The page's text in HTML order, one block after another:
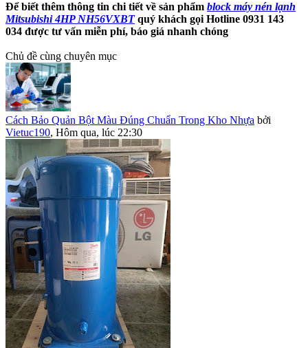
Để biết thêm thông tin chi tiết về sản phẩm block máy nén lạnh
Mitsubishi 4HP NH56VXBTquý khách gọi Hotline 0931 143
034 được tư vấn miễn phí, báo giá nhanh chóng
Chủ đề cùng chuyên mục
Cách Bảo Quản Bột Màu Đúng Chuẩn Trong Kho Nhựa bởi
Vietuc190, Hôm qua, lúc 22:30